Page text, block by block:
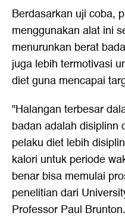
Berdasarkan uji coba,
menggunakan alat ini
menurunkan berat
juga lebih termotivasi
diet guna mencapai
"Halangan terbesar
badan adalah disiplinn
pelaku diet lebih
kalori untuk periode
benar bisa memulai
penelitian dari
Professor Paul Brunton.